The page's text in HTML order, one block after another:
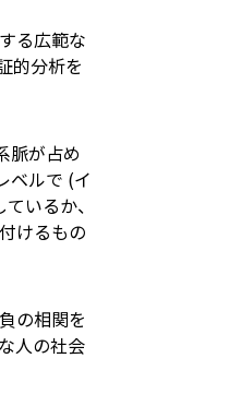
る広範な
的分析を
脈が占め
ベルで (イ
いるか、
けるもの
の相関を
人の社会